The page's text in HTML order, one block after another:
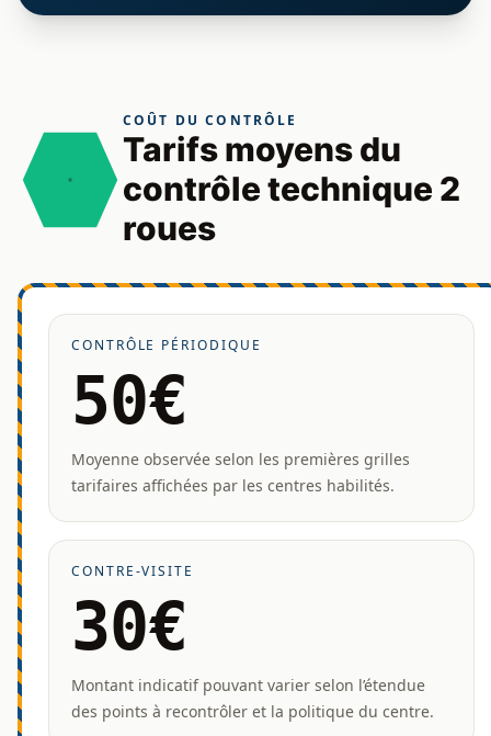
COÛT DU CONTRÔLE
Tarifs moyens du
contrôle technique 2
roues
CONTRÔLE PÉRIODIQUE
50€
Moyenne observée selon les premières grilles
tarifaires affichées par les centres habilités.
CONTRE-VISITE
30€
Montant indicatif pouvant varier selon l’étendue
des points à recontrôler et la politique du centre.